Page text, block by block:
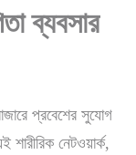
ব্যবসার
প্রবেশের সুযোগ
নেটওয়ার্ক,